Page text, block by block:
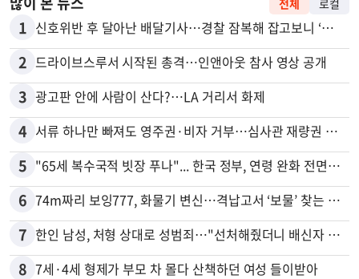
1 신호위반 후 달아난 배달기사…경찰 잠복해 잡고보니 ‘반전’
2 드라이브스루서 시작된 총격…인앤아웃 참사 영상 공개
3 광고판 안에 사람이 산다?…LA 거리서 화제
4 서류 하나만 빠져도 영주권·비자 거부…심사관 재량권 대폭 확대
5 "65세 복수국적 빗장 푸나"... 한국 정부, 연령 완화 전면 추진
6 74m짜리 보잉777, 화물기 변신…격납고서 ‘보물’ 찾는 인천공항
7 한인 남성, 처형 상대로 성범죄…"선처해줬더니 배신자 취급"
8 7세·4세 형제가 부모 차 몰다 산책하던 여성 들이받아